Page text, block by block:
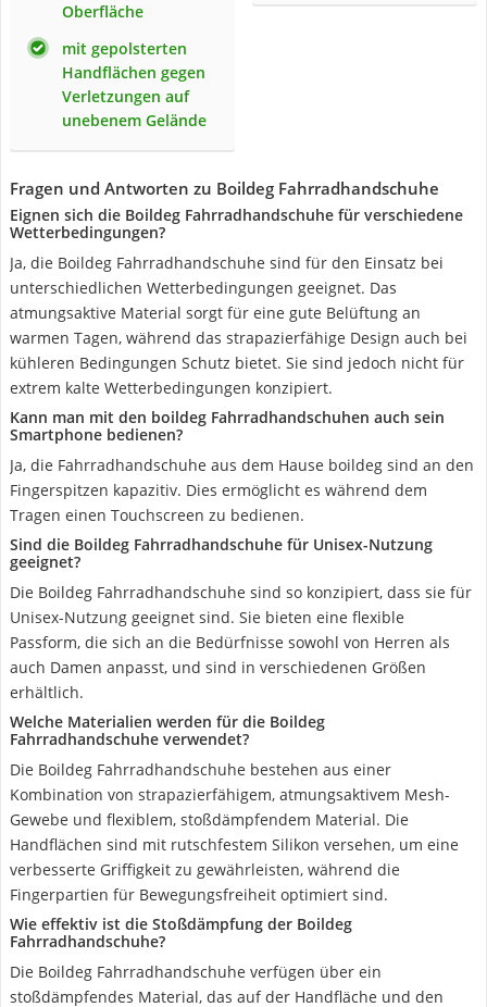
Oberfläche
mit gepolsterten
Handflächen gegen
Verletzungen auf
unebenem Gelände
Fragen und Antworten zu Boildeg Fahrradhandschuhe
Eignen sich die Boildeg Fahrradhandschuhe für verschiedene
Wetterbedingungen?
Ja, die Boildeg Fahrradhandschuhe sind für den Einsatz bei
unterschiedlichen Wetterbedingungen geeignet. Das
atmungsaktive Material sorgt für eine gute Belüftung an
warmen Tagen, während das strapazierfähige Design auch bei
kühleren Bedingungen Schutz bietet. Sie sind jedoch nicht für
extrem kalte Wetterbedingungen konzipiert.
Kann man mit den boildeg Fahrradhandschuhen auch sein
Smartphone bedienen?
Ja, die Fahrradhandschuhe aus dem Hause boildeg sind an den
Fingerspitzen kapazitiv. Dies ermöglicht es während dem
Tragen einen Touchscreen zu bedienen.
Sind die Boildeg Fahrradhandschuhe für Unisex-Nutzung
geeignet?
Die Boildeg Fahrradhandschuhe sind so konzipiert, dass sie für
Unisex-Nutzung geeignet sind. Sie bieten eine flexible
Passform, die sich an die Bedürfnisse sowohl von Herren als
auch Damen anpasst, und sind in verschiedenen Größen
erhältlich.
Welche Materialien werden für die Boildeg
Fahrradhandschuhe verwendet?
Die Boildeg Fahrradhandschuhe bestehen aus einer
Kombination von strapazierfähigem, atmungsaktivem Mesh-
Gewebe und flexiblem, stoßdämpfendem Material. Die
Handflächen sind mit rutschfestem Silikon versehen, um eine
verbesserte Griffigkeit zu gewährleisten, während die
Fingerpartien für Bewegungsfreiheit optimiert sind.
Wie effektiv ist die Stoßdämpfung der Boildeg
Fahrradhandschuhe?
Die Boildeg Fahrradhandschuhe verfügen über ein
stoßdämpfendes Material, das auf der Handfläche und den